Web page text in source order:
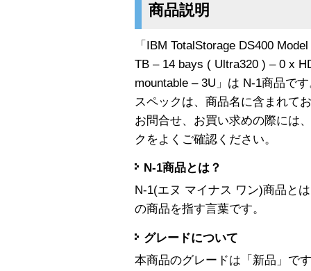
商品説明
「IBM TotalStorage DS400
TB – 14 bays ( Ultra320 ) – 0 x
mountable – 3U」は N-1商品で
スペックは、商品名に含まれて
お問合せ、お買い求めの際には
クをよくご確認ください。
N-1商品とは？
N-1(エヌ マイナス ワン)商品と
の商品を指す言葉です。
グレードについて
本商品のグレードは「新品」です